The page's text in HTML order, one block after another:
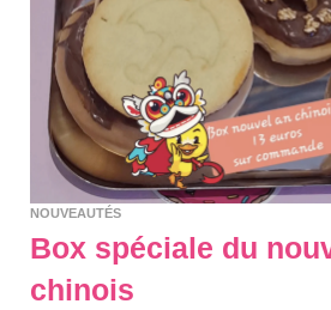
NOUVEAUTÉS
Box spéciale du
chinois